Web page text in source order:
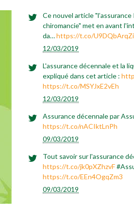
Ce nouvel article
chiromancie" met en avant
da…https://t.co/U9DQbArqZi
12/03/2019
L'assurance décennale et la
expliqué dans cet article :
https://t.co/MSYJxE2vEh
12/03/2019
Assurance décennale par
https://t.co/nACIktLnPh
09/03/2019
Tout savoir sur l'assurance
https://t.co/jk0pXZhzvF
https://t.co/EEn4OgqZm3
09/03/2019